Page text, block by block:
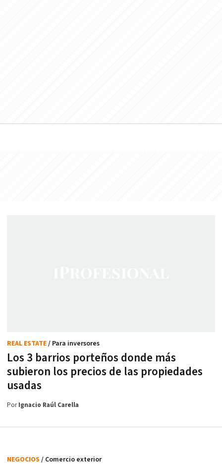
Los 3 barrios porteños donde más
subieron los precios de las propiedades
usadas
REAL ESTATE/ Para inversores
PorIgnacio Raúl Carella
NEGOCIOS / Comercio exterior